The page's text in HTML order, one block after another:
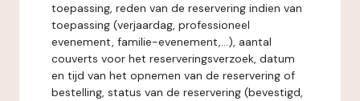
toepassing, reden van de reservering indien van
toepassing (verjaardag, professioneel
evenement, familie-evenement,...), aantal
couverts voor het reserveringsverzoek, datum
en tijd van het opnemen van de reservering of
bestelling, status van de reservering (bevestigd,